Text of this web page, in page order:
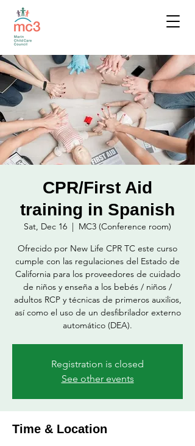
CPR/First Aid
training in Spanish
Sat, Dec 16
  |
MC3 (Conference room)
Ofrecido por New Life CPR TC este curso
cumple con las regulaciones del Estado de
California para los proveedores de cuidado
de niños y enseña a los bebés / niños /
adultos RCP y técnicas de primeros auxilios,
así como el uso de un desfibrilador externo
automático (DEA).
Registration is closed
See other events
Time & Location